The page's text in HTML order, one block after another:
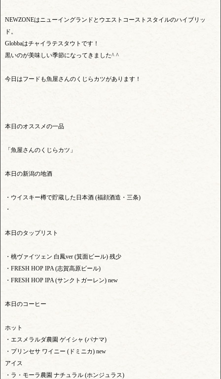
NEWZONEはニューイングランドとウエストコーストスタイルのハイブリッ
ド。
Globbaはチャイラテスタウトです！
黒いのが美味しい季節になってきました^ ^
今日はフードも魚屋さんのくじらカツがあります！
本日のオススメの一品
「魚屋さんのくじらカツ」
本日の新潟の地酒
・ウイスキー樽で貯蔵した日本酒 (福顔酒造・三条)
・
本日のタップリスト
・桃ヴァイツェン 白鳳ver (箕面ビール) 残少
・FRESH HOP IPA (志賀高原ビール)
・FRESH HOP IPA (サンクトガーレン) new
本日のコーヒー
ホット
・エスメラルダ農園 ゲイシャ (パナマ)
・プリンセサ ワイニー (ドミニカ) new
アイス
・ラ・モーラ農園 ナチュラル (ホンジュラス)